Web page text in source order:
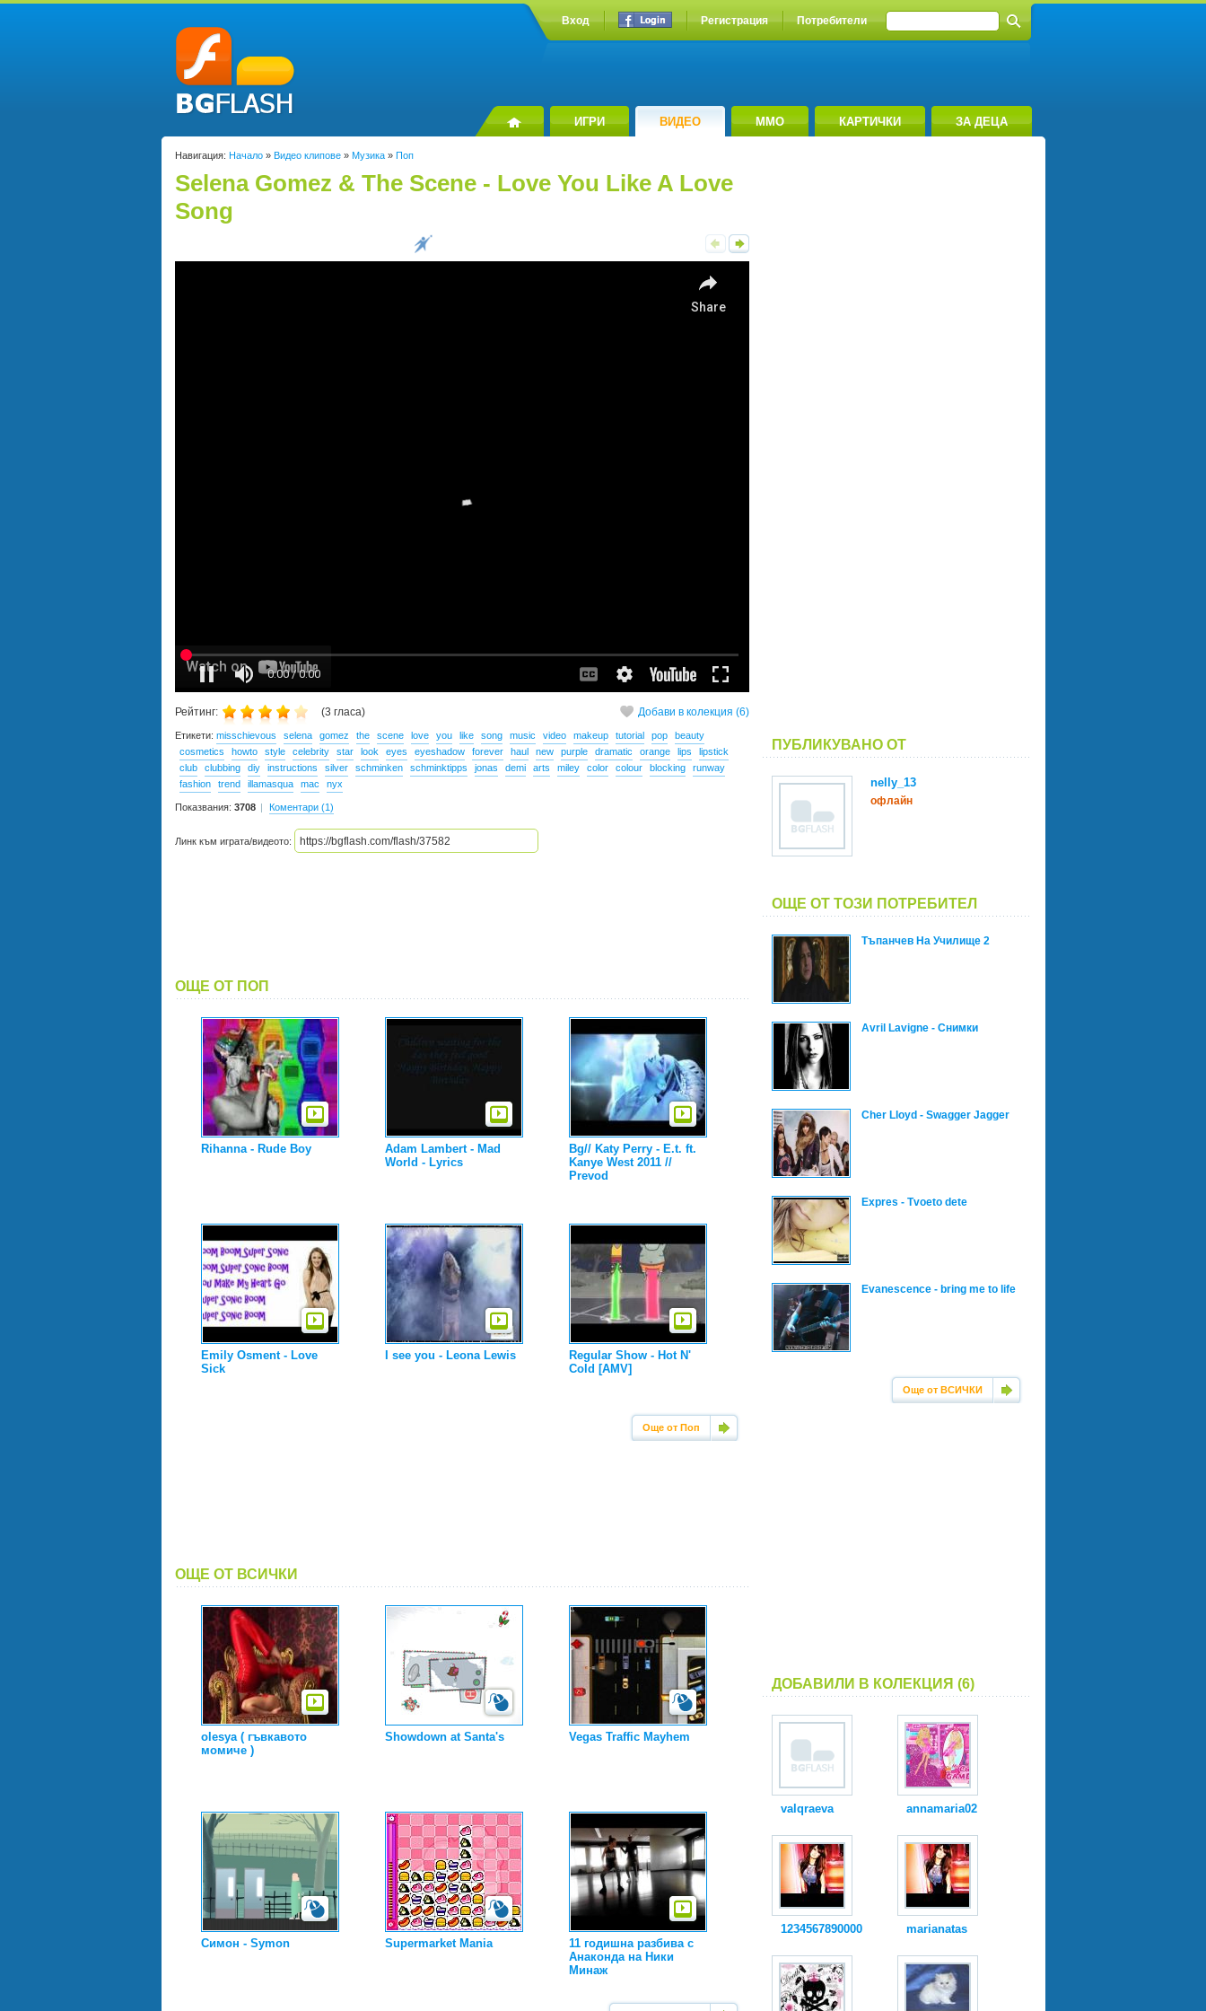
Вход Регистрация Потребители
ИГРИ ВИДЕО MMO КАРТИЧКИ ЗА ДЕЦА
Навигация: Начало» Видео клипове» Музика» Поп
Selena Gomez & The Scene - Love You Like A Love
Song
Рейтинг: (3 гласа) Добави в колекция (6)
Етикети: misschievous selena gomez the scene love you like song music video makeup tutorial pop
beauty
cosmetics
howto style celebrity star look eyes eyeshadow forever haul new purple dramatic orange lips
lipstick
club
clubbing diy instructions silver schminken schminktipps jonas demi arts miley color colour blocking
runway
fashion
trend illamasqua mac nyx
Показвания: 3708 Коментари (1)
Линк към играта/видеото:
ОЩЕ ОТ ПОП
Rihanna - Rude Boy
Adam Lambert - Mad
World - Lyrics
Bg// Katy Perry - E.t. ft.
Kanye West 2011 //
Prevod
Emily Osment - Love
Sick
I see you - Leona Lewis
Regular Show - Hot N'
Cold [AMV]
Още от Поп
ОЩЕ ОТ ВСИЧКИ
olesya ( гъвкавото
момиче )
Showdown at Santa's Vegas Traffic Mayhem
Симон - Symon Supermarket Mania
11 годишна разбива с
Анаконда на Ники
Минаж
ПУБЛИКУВАНО ОТ
nelly_13
офлайн
ОЩЕ ОТ ТОЗИ ПОТРЕБИТЕЛ
Тъпанчев На Училище 2
Avril Lavigne - Снимки
Cher Lloyd - Swagger Jagger
Expres - Tvoeto dete
Evanescence - bring me to life
Още от ВСИЧКИ
ДОБАВИЛИ В КОЛЕКЦИЯ (6)
valqraeva annamaria02
1234567890000 marianatas